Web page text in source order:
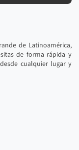
de Latinoamérica,
de forma rápida y
cualquier lugar y